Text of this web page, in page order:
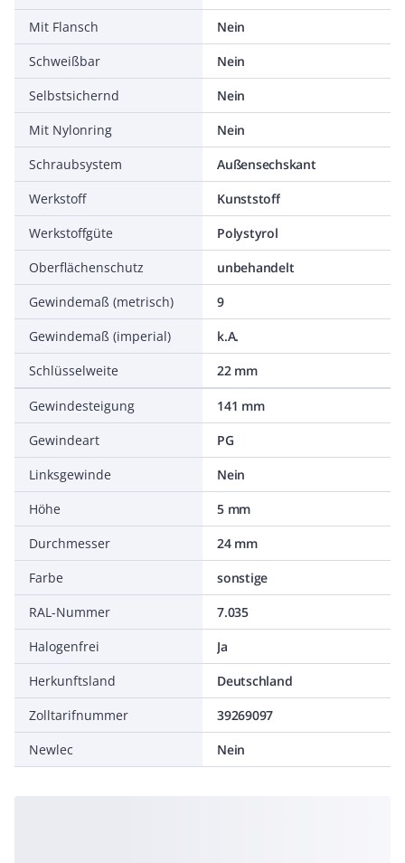
Mit Flansch
Nein
Schweißbar
Nein
Selbstsichernd
Nein
Mit Nylonring
Nein
Schraubsystem
Außensechskant
Werkstoff
Kunststoff
Werkstoffgüte
Polystyrol
Oberflächenschutz
unbehandelt
Gewindemaß (metrisch)
9
Gewindemaß (imperial)
k.A.
Schlüsselweite
22 mm
Gewindesteigung
141 mm
Gewindeart
PG
Linksgewinde
Nein
Höhe
5 mm
Durchmesser
24 mm
Farbe
sonstige
RAL-Nummer
7.035
Halogenfrei
Ja
Herkunftsland
Deutschland
Zolltarifnummer
39269097
Newlec
Nein